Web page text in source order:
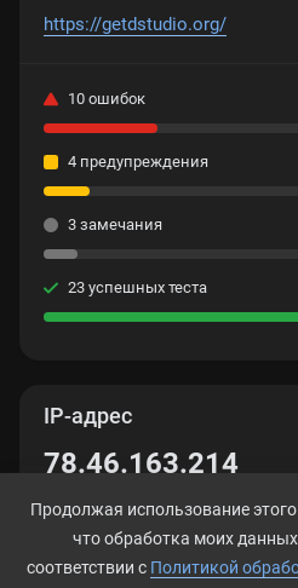
IP-адрес
78.46.163.214
https://getdstudio.org/
10 ошибок
4 предупреждения
3 замечания
23 успешных теста
Продолжая использование
что обработка моих
соответствии с Политикой